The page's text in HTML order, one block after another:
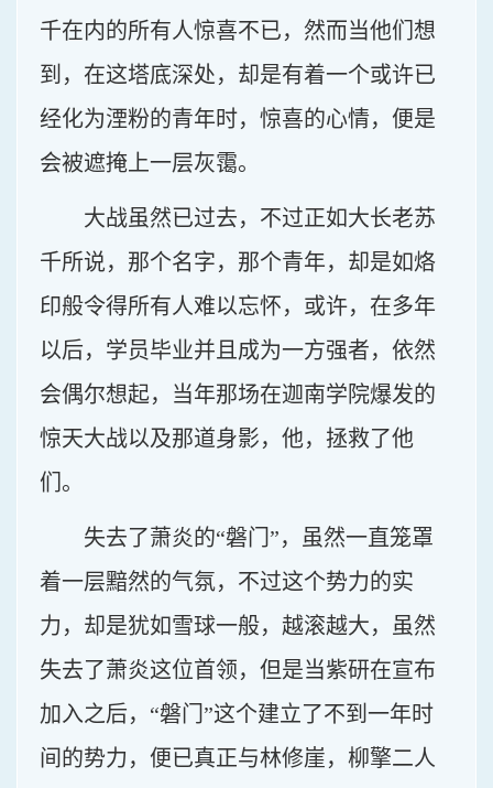
千在内的所有人惊喜不已，然而当他们想
到，在这塔底深处，却是有着一个或许已
经化为湮粉的青年时，惊喜的心情，便是
会被遮掩上一层灰霭。
大战虽然已过去，不过正如大长老苏
千所说，那个名字，那个青年，却是如烙
印般令得所有人难以忘怀，或许，在多年
以后，学员毕业并且成为一方强者，依然
会偶尔想起，当年那场在迦南学院爆发的
惊天大战以及那道身影，他，拯救了他
们。
失去了萧炎的“磐门”，虽然一直笼罩
着一层黯然的气氛，不过这个势力的实
力，却是犹如雪球一般，越滚越大，虽然
失去了萧炎这位首领，但是当紫研在宣布
加入之后，“磐门”这个建立了不到一年时
间的势力，便已真正与林修崖，柳擎二人